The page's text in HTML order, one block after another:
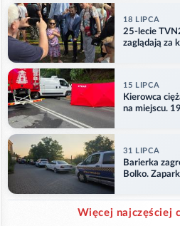
18 LIPCA
25-lecie
zaglądają za
15 LIPCA
Kierowca
na miejscu.
31 LIPCA
Barierka
Bolko.
Więcej najczęściej